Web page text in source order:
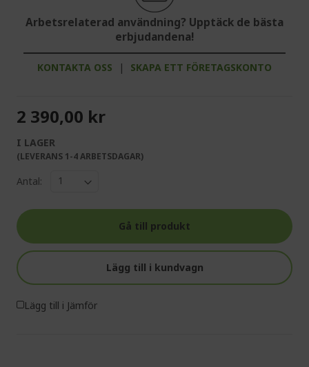
Arbetsrelaterad användning? Upptäck de bästa
erbjudandena!
KONTAKTA OSS | SKAPA ETT FÖRETAGSKONTO
2 390,00 kr
I LAGER
(LEVERANS 1-4 ARBETSDAGAR)
Antal:
Gå till produkt
Lägg till i kundvagn
Lägg till i Jämför